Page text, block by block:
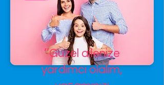
’’Güzel ailenize
yardımcı olalım,